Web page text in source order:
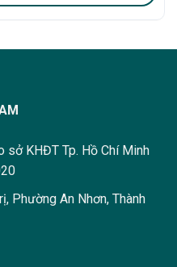
sở KHĐT Tp. Hồ Chí Minh
Phường An Nhơn, Thành